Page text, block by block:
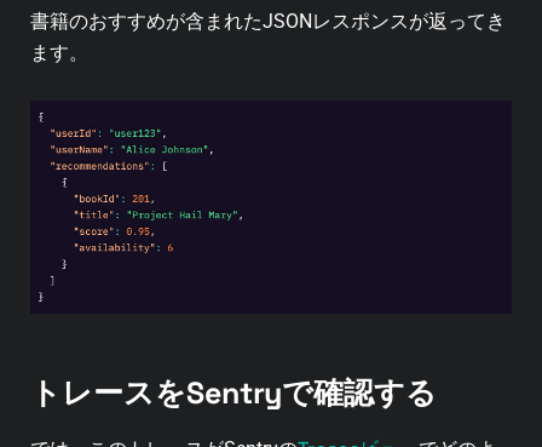
書籍のおすすめが含まれたJSONレスポンスが返ってき
ます。
トレースをSentryで確認する